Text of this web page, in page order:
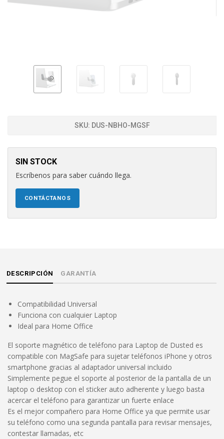
SKU: DUS-NBHO-MGSF
SIN STOCK
Escríbenos para saber cuándo llega.
CONTÁCTANOS
DESCRIPCIÓN GARANTÍA
Compatibilidad Universal
Funciona con cualquier Laptop
Ideal para Home Office
El soporte magnético de teléfono para Laptop de Dusted es
compatible con MagSafe para sujetar teléfonos iPhone y otros
smartphone gracias al adaptador universal incluido
Simplemente pegue el soporte al posterior de la pantalla de un
laptop o desktop con el sticker auto adherente y luego basta
acercar el teléfono para garantizar un fuerte enlace
Es el mejor compañero para Home Office ya que permite usar
su teléfono como una segunda pantalla para revisar mensajes,
contestar llamadas, etc